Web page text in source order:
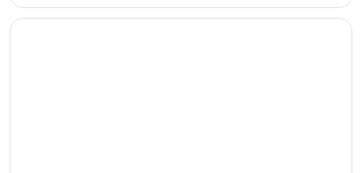
Öppnas i ett nytt fönster
Wyndham Grand Costa del Sol